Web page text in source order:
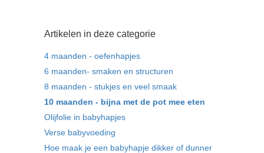
Artikelen in deze categorie
4 maanden - oefenhapjes
6 maanden- smaken en structuren
8 maanden - stukjes en veel smaak
10 maanden - bijna met de pot mee eten
Olijfolie in babyhapjes
Verse babyvoeding
Hoe maak je een babyhapje dikker of dunner